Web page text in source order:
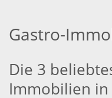
Gastro-
Die 3
Immobilien